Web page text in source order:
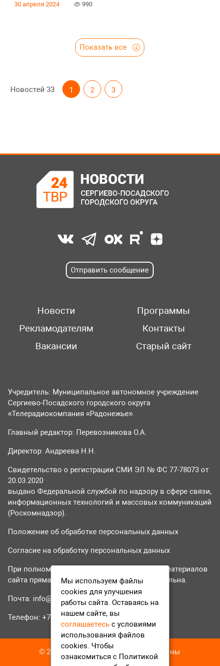
30 апреля 2024 990
Показать все
Новостей 33 1 2 3
Отправить сообщение
Новости
Программы
Рекламодателям
Контакты
Вакансии
Старый сайт
Учредитель: Муниципальное автономное учреждение
Сергиево-Посадского городского округа
«Телерадиокомпания «Радонежье».
Главный редактор: Перевозникова О.А.
Директор: Андреева Н.Н.
Свидетельство о регистрации СМИ ЭЛ № ФС 77-78073 от
20.03.2020
выдано Федеральной службой по надзору в сфере связи,
информационных технологий и массовых коммуникаций
(Роскомнадзор).
Положение об обработке персональных данных
Согласие на обработку персональных данных
При полном или частичном использовании материалов
сайта прямая гиперссылка на tvr24.tv обязательна.
Почта: info@tvr24.tv
Телефон: +7 (496) 551-04-95
© 2016-2023 ТВР24 Все права защищены
Мы используем файлы
cookies для улучшения
работы сайта. Оставаясь на
нашем сайте, вы
соглашаетесь с условиями
использования файлов
cookies. Чтобы
ознакомиться с Политикой